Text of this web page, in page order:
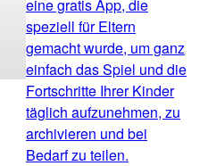
eine gratis App, die
speziell für Eltern
gemacht wurde, um ganz
einfach das Spiel und die
Fortschritte Ihrer Kinder
täglich aufzunehmen, zu
archivieren und bei
Bedarf zu teilen.